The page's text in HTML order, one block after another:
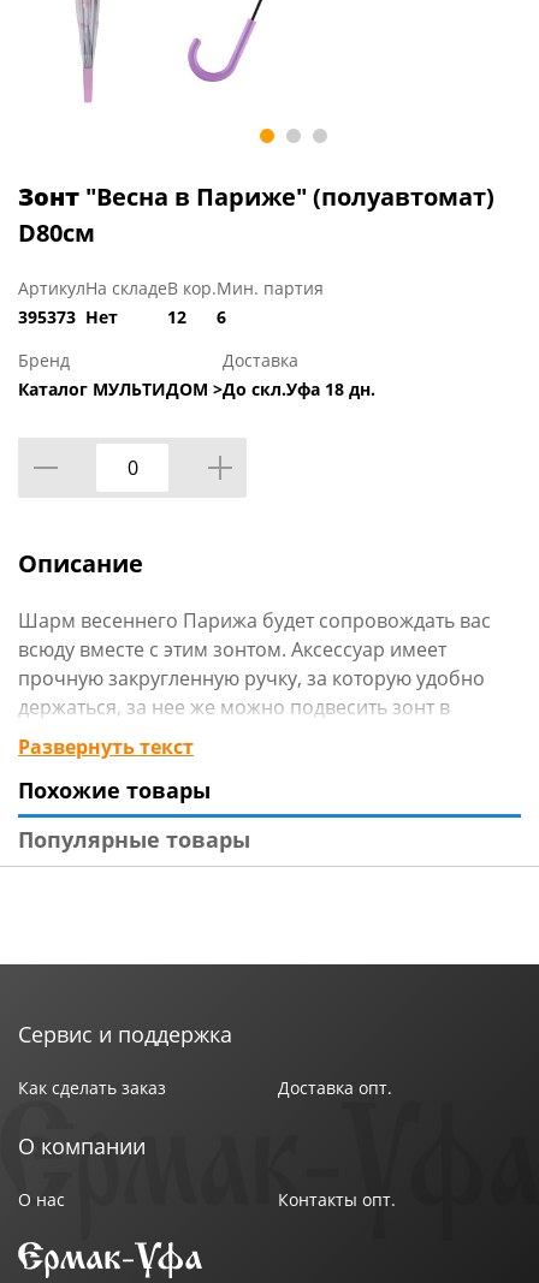
Зонт "Весна в Париже" (полуавтомат)
D80см
Артикул
395373
На складе
Нет
В кор.
12
Мин. партия
6
Бренд
Каталог МУЛЬТИДОМ >
Доставка
До скл.Уфа 18 дн.
Описание
Шарм весеннего Парижа будет сопровождать вас
всюду вместе с этим зонтом. Аксессуар имеет
прочную закругленную ручку, за которую удобно
держаться, за нее же можно подвесить зонт в
перевернутом положении. Открывается нажатием
на кнопку, закрывается вручную. Изготовлен из
полимерной пленки (полиоксиэтилен-POE) и
металла, ручка из пластмассы. Диаметр купола 80
см.
Развернуть текст
Похожие товары
Популярные товары
Сервис и поддержка
Как сделать заказ Доставка опт.
О компании
О нас Контакты опт.